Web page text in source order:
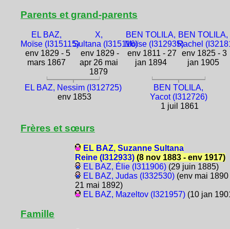
Parents et grand-parents
EL BAZ,
Moïse (I315115)
env 1829 - 5
mars 1867
X,
Sultana (I315116)
env 1829 -
apr 26 mai
1879
BEN TOLILA,
Moïse (I312935)
env 1811 - 27
jan 1894
BEN TOLILA,
Rachel
env 1825 - 3
jan 1905
EL BAZ, Nessim (I312725)
env 1853
BEN TOLILA,
Yacot (I312726)
1 juil 1861
Frères et sœurs
EL BAZ, Suzanne Sultana
Reine (I312933)(8 nov 1883 - env 1917)
EL BAZ, Élie (I311906)(29 juin 1885)
EL BAZ, Judas (I332530)(env mai 1890
21 mai 1892)
EL BAZ, Mazeltov (I321957)(10 jan
Famille